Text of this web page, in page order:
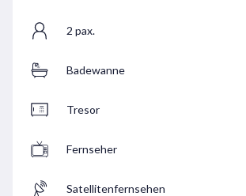
2 pax.
Badewanne
Tresor
Fernseher
Satellitenfernsehen